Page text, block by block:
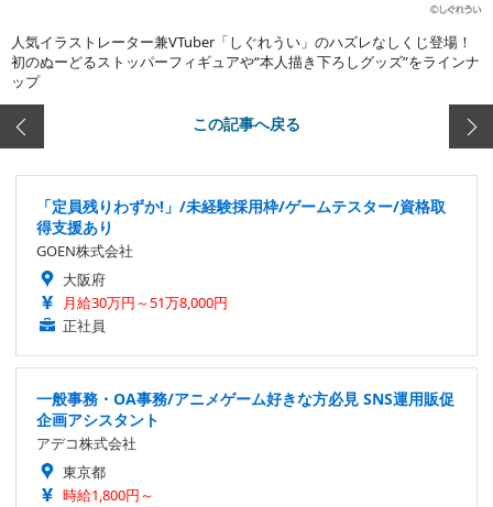
人気イラストレーター兼VTuber「しぐれうい」のハズレなしくじ登場！
初のぬーどるストッパーフィギュアや“本人描き下ろしグッズ”をラインナ
ップ
この記事へ戻る
「定員残りわずか!」/未経験採用枠/ゲームテスター/資格取
得支援あり
GOEN株式会社
大阪府
月給30万円～51万8,000円
正社員
一般事務・OA事務/アニメゲーム好きな方必見 SNS運用販促
企画アシスタント
アデコ株式会社
東京都
時給1,800円～